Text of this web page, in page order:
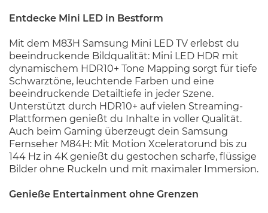
Entdecke Mini LED in Bestform
Mit dem M83H Samsung Mini LED TV erlebst du
beeindruckende Bildqualität: Mini LED HDR mit
dynamischem HDR10+ Tone Mapping sorgt für tiefe
Schwarztöne, leuchtende Farben und eine
beeindruckende Detailtiefe in jeder Szene.
Unterstützt durch HDR10+ auf vielen Streaming-
Plattformen genießt du Inhalte in voller Qualität.
Auch beim Gaming überzeugt dein Samsung
Fernseher M84H: Mit Motion Xceleratorund bis zu
144 Hz in 4K genießt du gestochen scharfe, flüssige
Bilder ohne Ruckeln und mit maximaler Immersion.
Genieße Entertainment ohne Grenzen